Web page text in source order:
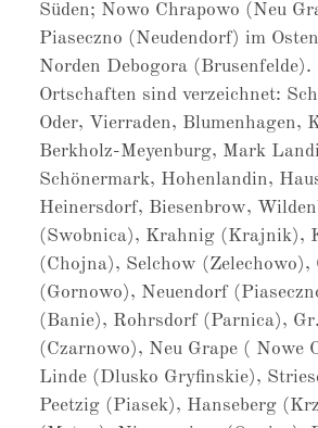
Süden; Nowo Chrapowo (Neu
Piaseczno (Neudendorf) im
Norden Debogora
Ortschaften sind verzeichnet:
Oder, Vierraden, Blumenhagen,
Berkholz-Meyenburg, Mark
Schönermark, Hohenlandin,
Heinersdorf, Biesenbrow,
(Swobnica), Krahnig (Krajnik),
(Chojna), Selchow (Zelechowo),
(Gornowo), Neuendorf
(Banie), Rohrsdorf (Parnica),
(Czarnowo), Neu Grape ( Nowe
Linde (Dlusko Gryfinskie),
Peetzig (Piasek), Hanseberg